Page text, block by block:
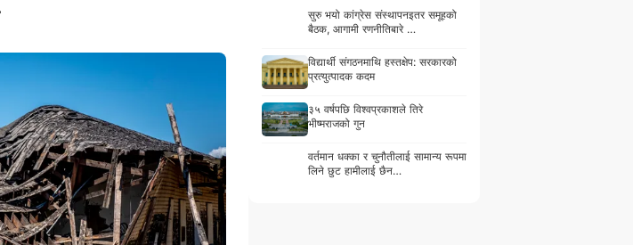
सुरु भयो कांग्रेस संस्थापनइतर समूहको
बैठक, आगामी रणनीतिबारे …
विद्यार्थी संगठनमाथि हस्तक्षेप: सरकारको
प्रत्युत्पादक कदम
३५ वर्षपछि विश्वप्रकाशले तिरे
भीष्मराजको गुन
वर्तमान धक्का र चुनौतीलाई सामान्य रूपमा
लिने छुट हामीलाई छैन…